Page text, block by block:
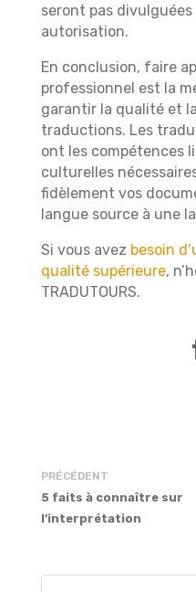
seront pas
autorisation.
En conclusion, faire
professionnel est la
garantir la qualité et
traductions. Les
ont les compétences
culturelles
fidèlement vos
langue source à une
Si vous avez besoin
qualité supérieure,
TRADUTOURS.
PRÉCÉDENT
5 faits à connaître sur
l’interprétation